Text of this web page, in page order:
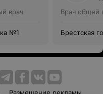
врач
№1
Врач общей
Брестская